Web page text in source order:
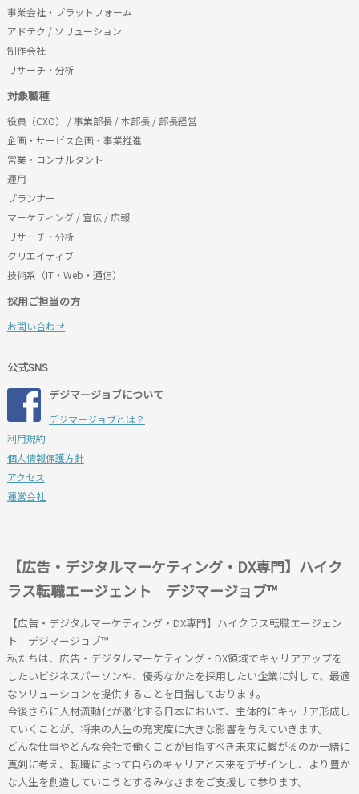
事業会社・プラットフォーム
アドテク / ソリューション
制作会社
リサーチ・分析
対象職種
役員（CXO） / 事業部長 / 本部長 / 部長経営
企画・サービス企画・事業推進
営業・コンサルタント
運用
プランナー
マーケティング / 宣伝 / 広報
リサーチ・分析
クリエイティブ
技術系（IT・Web・通信）
採用ご担当の方
お問い合わせ
公式SNS
デジマージョブについて
デジマージョブとは？
利用規約
個人情報保護方針
アクセス
運営会社
【広告・デジタルマーケティング・DX専門】ハイク
ラス転職エージェント デジマージョブ™
【広告・デジタルマーケティング・DX専門】ハイクラス転職エージェン
ト デジマージョブ™
私たちは、広告・デジタルマーケティング・DX領域でキャリアアップを
したいビジネスパーソンや、優秀なかたを採用したい企業に対して、最適
なソリューションを提供することを目指しております。
今後さらに人材流動化が激化する日本において、主体的にキャリア形成し
ていくことが、将来の人生の充実度に大きな影響を与えていきます。
どんな仕事やどんな会社で働くことが目指すべき未来に繋がるのか一緒に
真剣に考え、転職によって自らのキャリアと未来をデザインし、より豊か
な人生を創造していこうとするみなさまをご支援して参ります。